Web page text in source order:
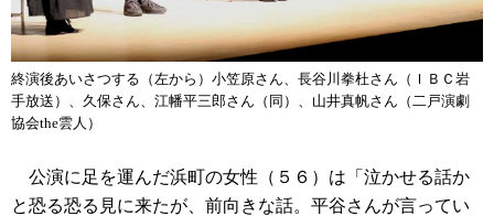
終演後あいさつする（左から）小笠原さん、長谷川拳杜さん（ＩＢＣ岩
手放送）、久保さん、江幡平三郎さん（同）、山井真帆さん（二戸演劇
協会the雲人）
公演に足を運んだ浜町の女性（５６）は「泣かせる話か
と恐る恐る見に来たが、前向きな話。平谷さんが言ってい